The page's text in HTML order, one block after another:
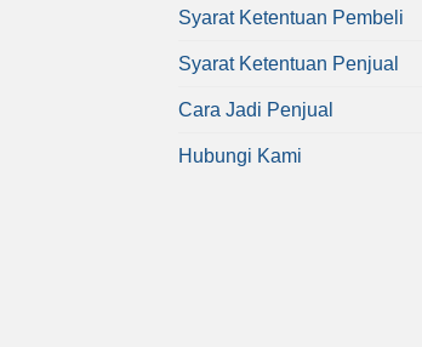
Syarat Ketentuan Pembeli
Syarat Ketentuan Penjual
Cara Jadi Penjual
Hubungi Kami